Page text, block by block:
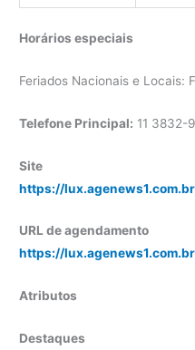
Horários especiais
Feriados Nacionais e Locais:
Telefone Principal: 11 3832-
Site
https://lux.agenews1.com.br
URL de agendamento
https://
Atributos
Destaques